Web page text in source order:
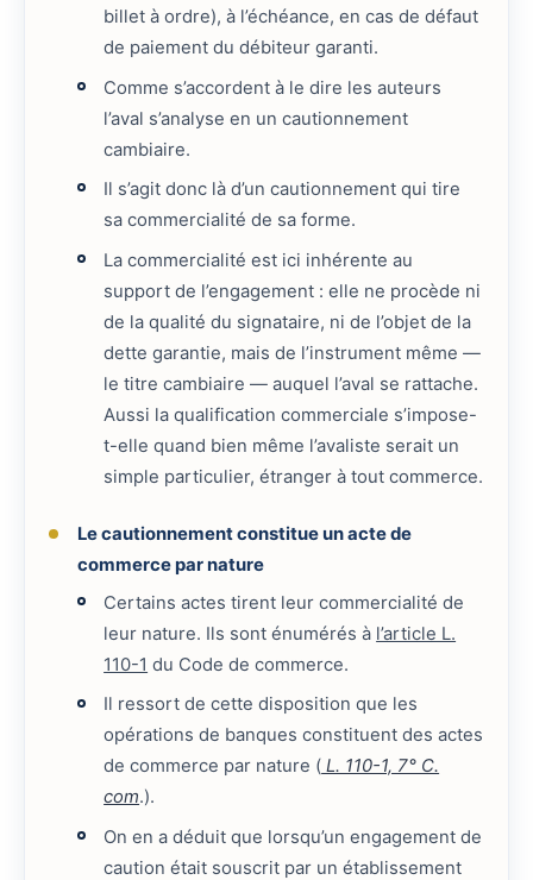
billet à ordre), à l’échéance, en cas de défaut
de paiement du débiteur garanti.
Comme s’accordent à le dire les auteurs
l’aval s’analyse en un cautionnement
cambiaire.
Il s’agit donc là d’un cautionnement qui tire
sa commercialité de sa forme.
La commercialité est ici inhérente au
support de l’engagement : elle ne procède ni
de la qualité du signataire, ni de l’objet de la
dette garantie, mais de l’instrument même —
le titre cambiaire — auquel l’aval se rattache.
Aussi la qualification commerciale s’impose-
t-elle quand bien même l’avaliste serait un
simple particulier, étranger à tout commerce.
Le cautionnement constitue un acte de
commerce par nature
Certains actes tirent leur commercialité de
leur nature. Ils sont énumérés à l’article L.
110-1 du Code de commerce.
Il ressort de cette disposition que les
opérations de banques constituent des actes
de commerce par nature ( L. 110-1, 7° C.
com.).
On en a déduit que lorsqu’un engagement de
caution était souscrit par un établissement